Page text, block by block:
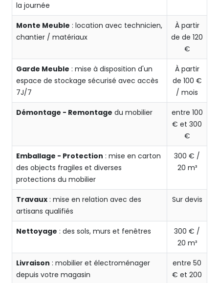
la journée
Monte Meuble : location avec technicien,
chantier / matériaux
À partir
de de 120
€
Garde Meuble : mise à disposition d'un
espace de stockage sécurisé avec accès
7J/7
À partir
de 100 €
/ mois
Démontage - Remontage du mobilier
entre 100
€ et 300
€
Emballage - Protection : mise en carton
des objects fragiles et diverses
protections du mobilier
300 € /
20 m³
Travaux : mise en relation avec des
artisans qualifiés
Sur devis
Nettoyage : des sols, murs et fenêtres
300 € /
20 m³
Livraison : mobilier et électroménager
depuis votre magasin
entre 50
€ et 200